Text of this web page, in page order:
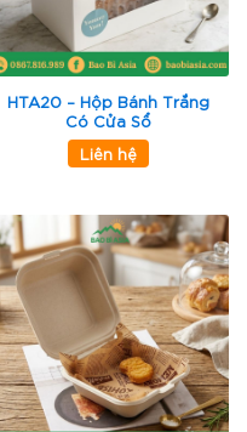
HTA20 – Hộp Bánh Trắng
Có Cửa Sổ
Liên hệ